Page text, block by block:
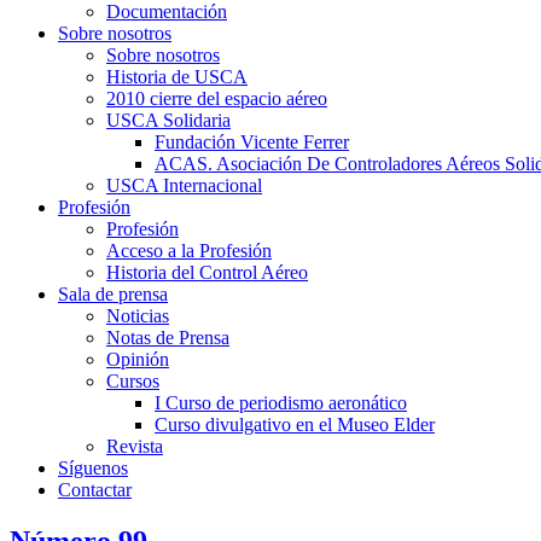
Documentación
Sobre nosotros
Sobre nosotros
Historia de USCA
2010 cierre del espacio aéreo
USCA Solidaria
Fundación Vicente Ferrer
ACAS. Asociación De Controladores Aéreos
USCA Internacional
Profesión
Profesión
Acceso a la Profesión
Historia del Control Aéreo
Sala de prensa
Noticias
Notas de Prensa
Opinión
Cursos
I Curso de periodismo aeronático
Curso divulgativo en el Museo Elder
Revista
Síguenos
Contactar